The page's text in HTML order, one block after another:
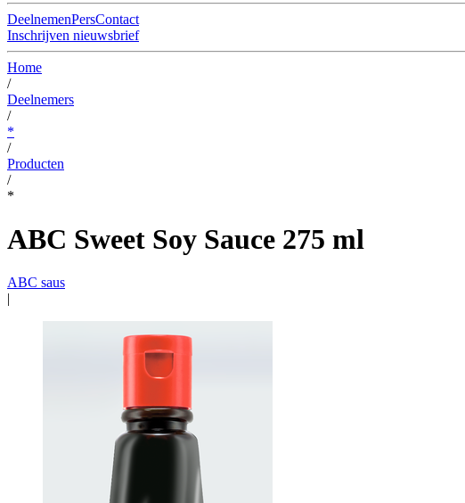
DeelnemenPersContact
Inschrijven nieuwsbrief
Home
/
Deelnemers
/
*
/
Producten
/
*
ABC Sweet Soy Sauce 275 ml
ABC saus
|